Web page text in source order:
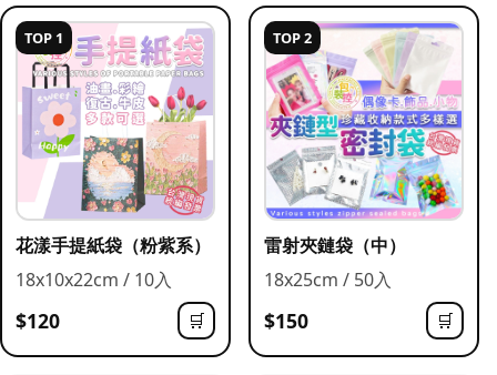
TOP 1
花漾手提紙袋（粉紫系）
18x10x22cm / 10入
$120 🛒
TOP 2
雷射夾鏈袋（中）
18x25cm / 50入
$150 🛒